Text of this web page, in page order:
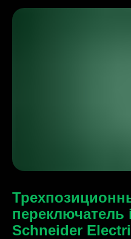
переключатель
Schneider